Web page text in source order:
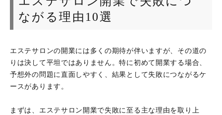
ながる理由10選
エステサロンの開業には多くの期待が伴いますが、その道の
りは決して平坦ではありません。特に初めて開業する場合、
予想外の問題に直面しやすく、結果として失敗につながるケ
ースがあります。
まずは、エステサロン開業で失敗に至る主な理由を取り上